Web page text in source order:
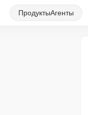
ПродуктыАгенты